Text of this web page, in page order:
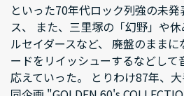
といった70年代ロック列強の未
ス、 また、三里塚の「幻野」や
ルセイダースなど、 廃盤のまま
ードをリイッシューするなどし
応えていった。 とりわけ87年、